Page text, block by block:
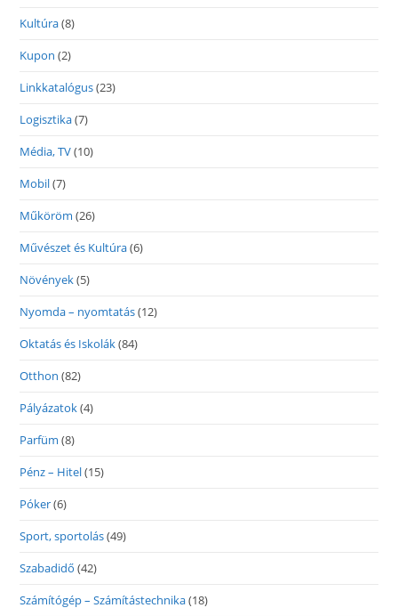
Kultúra(8)
Kupon (2)
Linkkatalógus(23)
Logisztika(7)
Média, TV(10)
Mobil(7)
Műköröm (26)
Művészet és Kultúra(6)
Növények(5)
Nyomda – nyomtatás(12)
Oktatás és Iskolák(84)
Otthon (82)
Pályázatok(4)
Parfüm (8)
Pénz – Hitel(15)
Póker(6)
Sport, sportolás(49)
Szabadidő (42)
Számítógép – Számítástechnika(18)